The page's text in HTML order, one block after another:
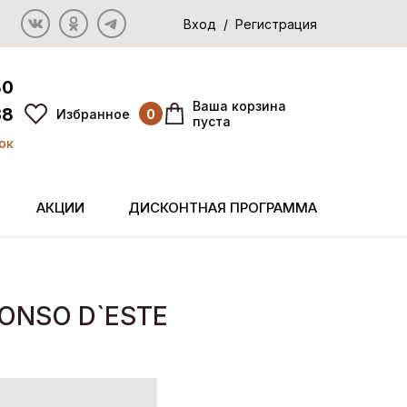
Вход / Регистрация
Избранное 0
Ваша корзина
пуста
АКЦИИ ДИСКОНТНАЯ ПРОГРАММА
D`ESTE